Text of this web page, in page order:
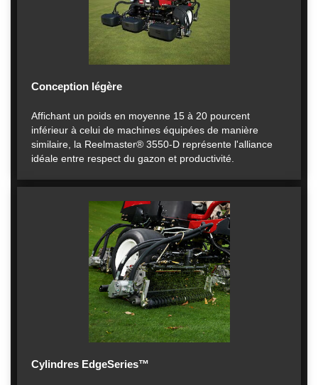
Conception légère
Affichant un poids en moyenne 15 à 20 pourcent
inférieur à celui de machines équipées de manière
similaire, la Reelmaster® 3550-D représente l'alliance
idéale entre respect du gazon et productivité.
Cylindres EdgeSeries™